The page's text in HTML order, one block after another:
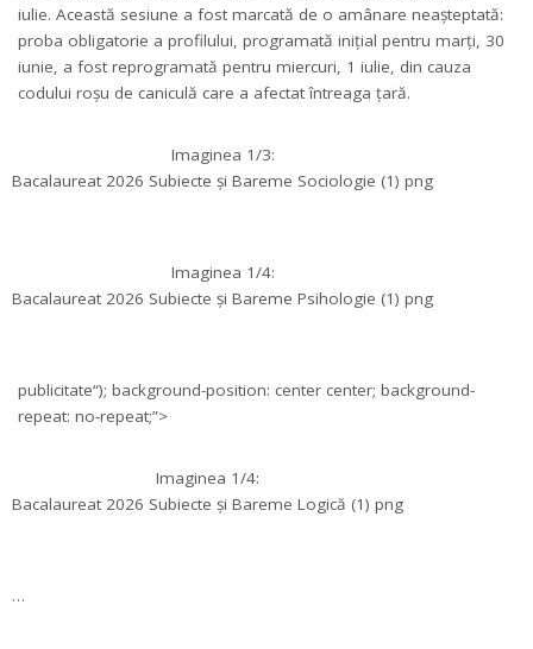
iulie. Această sesiune a fost marcată de o amânare neașteptată:
proba obligatorie a profilului, programată inițial pentru marți, 30
iunie, a fost reprogramată pentru miercuri, 1 iulie, din cauza
codului roșu de caniculă care a afectat întreaga țară.
Imaginea 1/3:
Bacalaureat 2026 Subiecte și Bareme Sociologie (1) png
Imaginea 1/4:
Bacalaureat 2026 Subiecte și Bareme Psihologie (1) png
publicitate“); background-position: center center; background-
repeat: no-repeat;”>
Imaginea 1/4:
Bacalaureat 2026 Subiecte și Bareme Logică (1) png
…